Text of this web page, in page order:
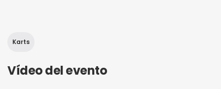
Karts
Vídeo del evento